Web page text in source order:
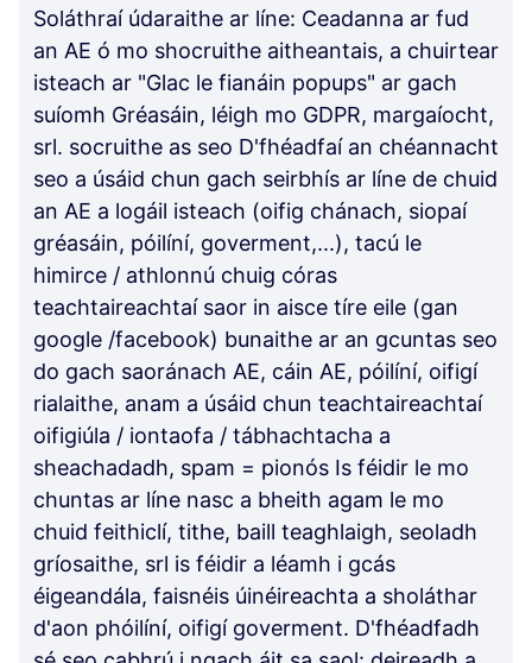
Soláthraí údaraithe ar líne: Ceadanna ar fud
an AE ó mo shocruithe aitheantais, a chuirtear
isteach ar "Glac le fianáin popups" ar gach
suíomh Gréasáin, léigh mo GDPR, margaíocht,
srl. socruithe as seo D'fhéadfaí an chéannacht
seo a úsáid chun gach seirbhís ar líne de chuid
an AE a logáil isteach (oifig chánach, siopaí
gréasáin, póilíní, goverment,...), tacú le
himirce / athlonnú chuig córas
teachtaireachtaí saor in aisce tíre eile (gan
google /facebook) bunaithe ar an gcuntas seo
do gach saoránach AE, cáin AE, póilíní, oifigí
rialaithe, anam a úsáid chun teachtaireachtaí
oifigiúla / iontaofa / tábhachtacha a
sheachadadh, spam = pionós Is féidir le mo
chuntas ar líne nasc a bheith agam le mo
chuid feithiclí, tithe, baill teaghlaigh, seoladh
gríosaithe, srl is féidir a léamh i gcás
éigeandála, faisnéis úinéireachta a sholáthar
d'aon phóilíní, oifigí goverment. D'fhéadfadh